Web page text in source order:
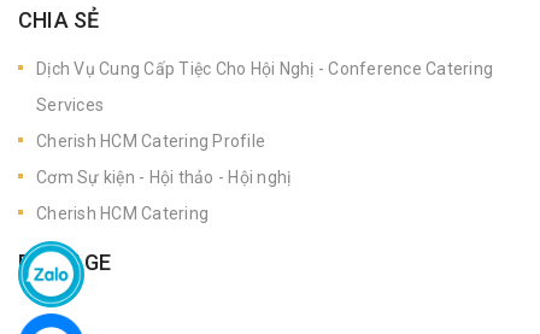
CHIA SẺ
Dịch Vụ Cung Cấp Tiệc Cho Hội Nghị - Conference Catering
Services
Cherish HCM Catering Profile
Cơm Sự kiện - Hội thảo - Hội nghị
Cherish HCM Catering
FANPAGE